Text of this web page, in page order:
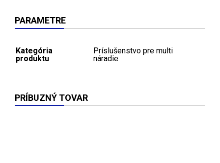
PARAMETRE
Kategória
produktu
Príslušenstvo pre multi
náradie
PRÍBUZNÝ TOVAR